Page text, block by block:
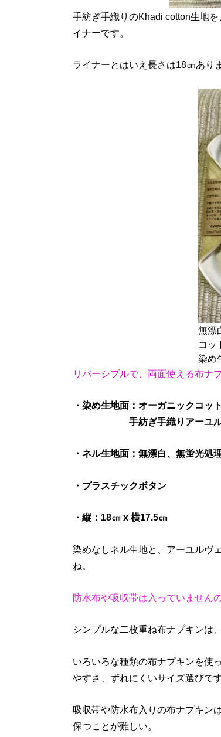
手紡ぎ手織りのKhadi cotton生地
イナーです。
ライナーとはいえ長さは18㎝あり
無漂
コッ
染め
リバーシブルで、両面使える布ナ
・染め生地面：オーガニックコッ
手紡ぎ手織りアーユ
・ネル生地面：無漂白、無蛍光処
・プラスチックボタン
・縦：18㎝ x 横17.5㎝
染めなしネル生地と、アーユルヴ
ね。
防水布や吸収帯は入っていません
シンプルな二枚重ね布ナプキンは
いろいろな種類の布ナプキンを使
やすさ、ずれにくいサイズ選びです
吸収帯や防水布入りの布ナプキン
保つことが難しい。